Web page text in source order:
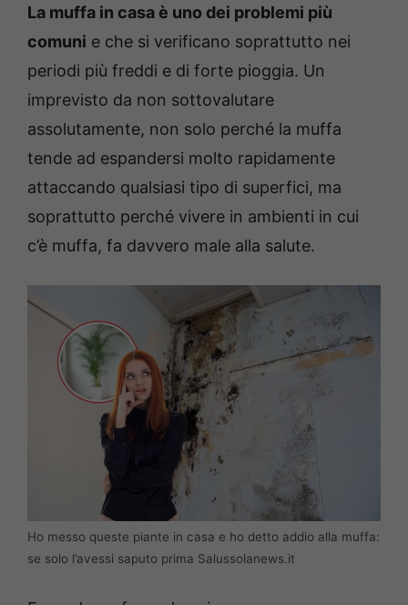
La muffa in casa è uno dei problemi più
comuni e che si verificano soprattutto nei
periodi più freddi e di forte pioggia. Un
imprevisto da non sottovalutare
assolutamente, non solo perché la muffa
tende ad espandersi molto rapidamente
attaccando qualsiasi tipo di superfici, ma
soprattutto perché vivere in ambienti in cui
c’è muffa, fa davvero male alla salute.
Ho messo queste piante in casa e ho detto addio alla muffa:
se solo l’avessi saputo prima Salussolanews.it